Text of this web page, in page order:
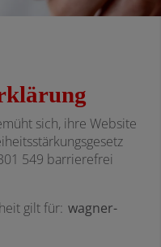
sich, ihre Website
549 barrierefrei
gilt für: wagner-